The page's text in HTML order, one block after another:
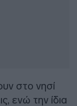
στο νησί
ενώ την ίδια